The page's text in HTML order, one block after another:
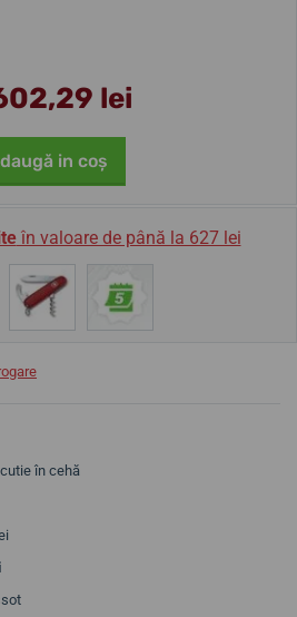
lei
in coş
în valoare de până la 627 lei
în cehă